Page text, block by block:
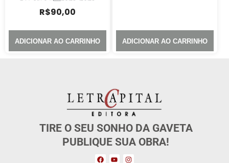
R$90,00
ADICIONAR AO CARRINHO ADICIONAR AO CARRINHO
TIRE O SEU SONHO DA GAVETA
PUBLIQUE SUA OBRA!